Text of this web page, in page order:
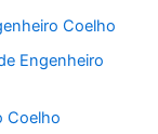
Coelho
Engenheiro
Coelho